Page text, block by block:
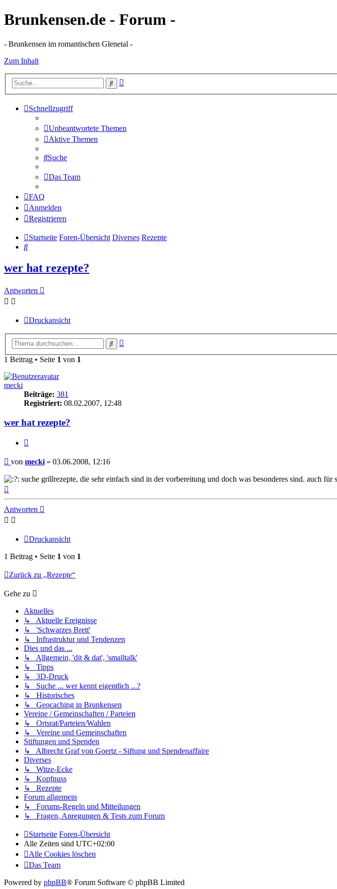
Brunkensen.de - Forum -
- Brunkensen im romantischen Glenetal -
Zum Inhalt
Suche
Schnellzugriff
Unbeantwortete Themen
Aktive Themen
Suche
Das Team
FAQ
Anmelden
Registrieren
Startseite Foren-Übersicht Diverses Rezepte
Suche
wer hat rezepte?
Antworten
Druckansicht
Suche
1 Beitrag • Seite 1 von 1
mecki
Beiträge: 381
Registriert: 08.02.2007, 12:48
wer hat rezepte?
Beitrag
von mecki » 03.06.2008, 12:16
suche grillrezepte, die sehr einfach sind in der vorbereitung und doch was besonderes sind. auch
Antworten
Druckansicht
1 Beitrag • Seite 1 von 1
Zurück zu „Rezepte“
Gehe zu
Aktuelles
↳ Aktuelle Ereignisse
↳ 'Schwarzes Brett'
↳ Infrastruktur und Tendenzen
Dies und das ...
↳ Allgemein, 'dit & dat', 'smalltalk'
↳ Tipps
↳ 3D-Druck
↳ Suche ... wer kennt eigentlich ...?
↳ Historisches
↳ Geocaching in Brunkensen
Vereine / Gemeinschaften / Parteien
↳ Ortsrat/Parteien/Wahlen
↳ Vereine und Gemeinschaften
Stiftungen und Spenden
↳ Albrecht Graf von Goertz - Siftung und Spendenaffaire
Diverses
↳ Witze-Ecke
↳ Kopfnuss
↳ Rezepte
Forum allgemein
↳ Forums-Regeln und Mitteilungen
↳ Fragen, Anregungen & Tests zum Forum
Startseite Foren-Übersicht
Alle Zeiten sind UTC+02:00
Alle Cookies löschen
Das Team
Powered by phpBB® Forum Software © phpBB Limited